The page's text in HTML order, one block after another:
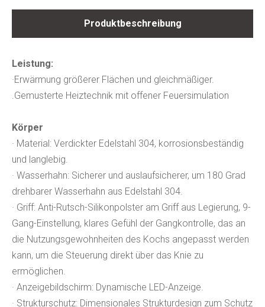
Produktbeschreibung
Leistung:
·Erwärmung größerer Flächen und gleichmäßiger.
.Gemusterte Heiztechnik mit offener Feuersimulation
Körper
· Material: Verdickter Edelstahl 304, korrosionsbeständig
und langlebig.
· Wasserhahn: Sicherer und auslaufsicherer, um 180 Grad
drehbarer Wasserhahn aus Edelstahl 304.
· Griff: Anti-Rutsch-Silikonpolster am Griff aus Legierung, 9-
Gang-Einstellung, klares Gefühl der Gangkontrolle, das an
die Nutzungsgewohnheiten des Kochs angepasst werden
kann, um die Steuerung direkt über das Knie zu
ermöglichen.
· Anzeigebildschirm: Dynamische LED-Anzeige.
· Strukturschutz: Dimensionales Strukturdesign zum Schutz